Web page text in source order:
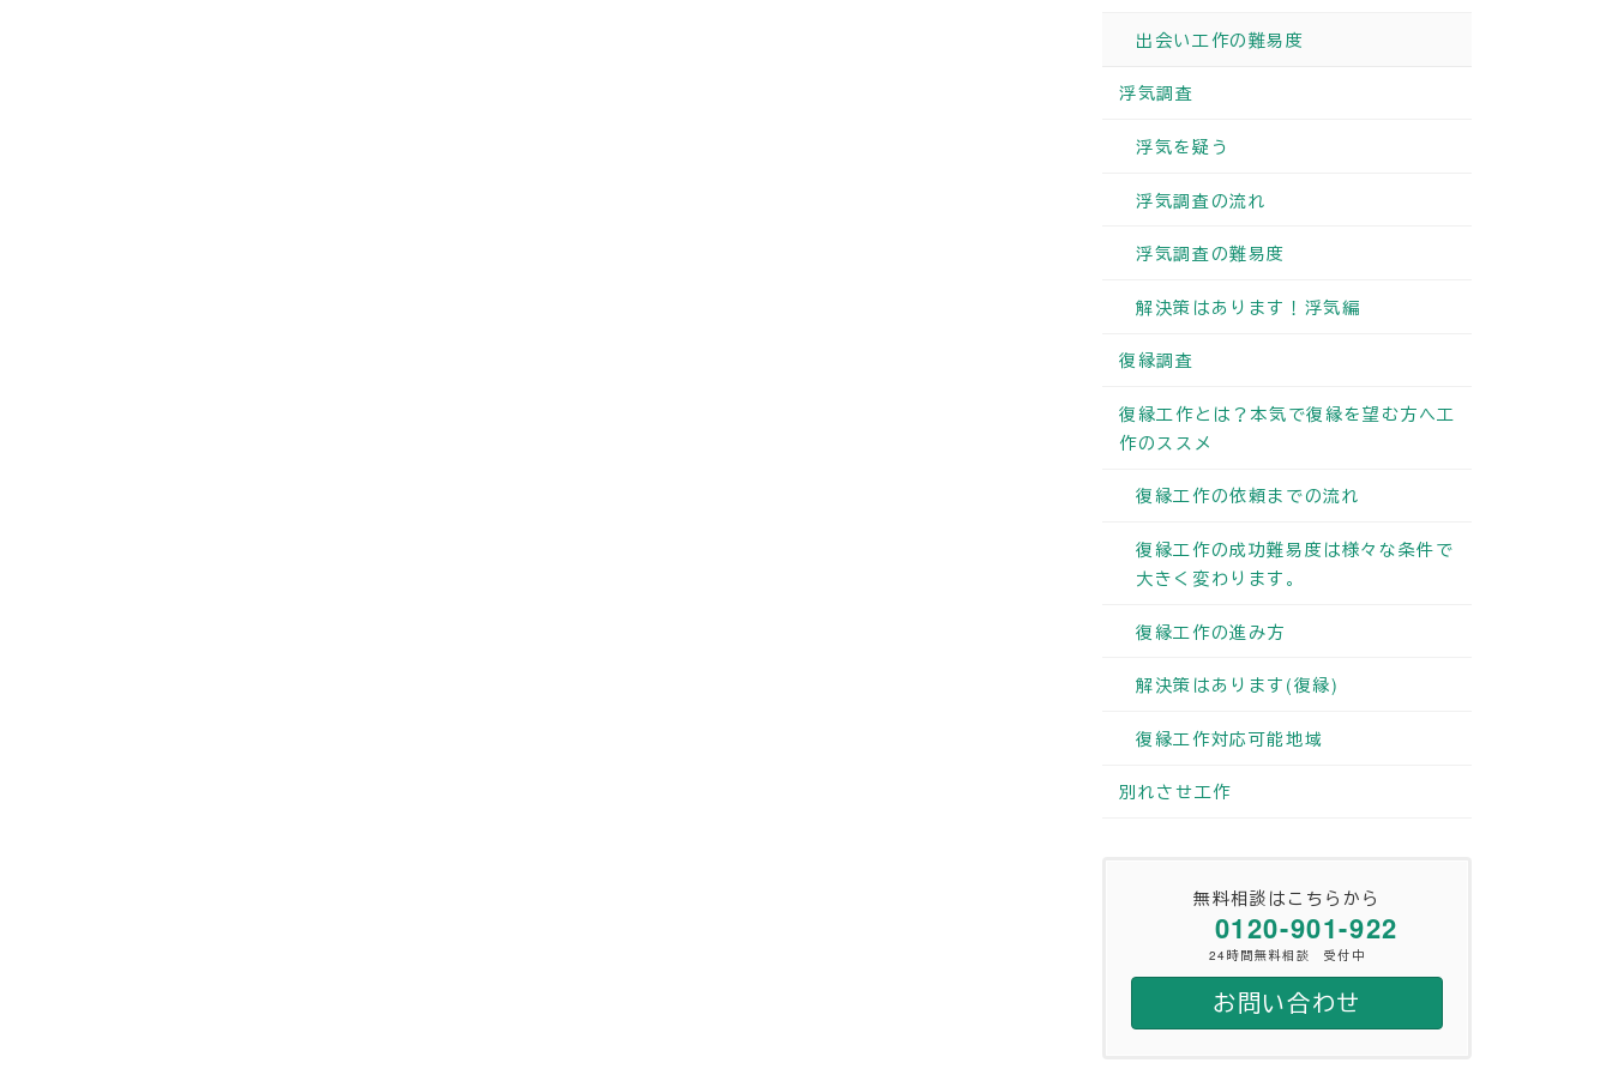
出会い工作の難易度
浮気調査
浮気を疑う
浮気調査の流れ
浮気調査の難易度
解決策はあります！浮気編
復縁調査
復縁工作とは？本気で復縁を望む方へ工
作のススメ
復縁工作の依頼までの流れ
復縁工作の成功難易度は様々な条件で
大きく変わります。
復縁工作の進み方
解決策はあります(復縁)
復縁工作対応可能地域
別れさせ工作
無料相談はこちらから
0120-901-922
24時間無料相談 受付中
お問い合わせ